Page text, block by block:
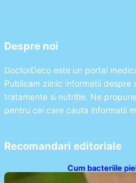
Despre noi
DoctorDeco este un portal
Publicam zilnic informatii despre
tratamente si nutritie. Ne
pentru cei care cauta informatii
Recomandari editoriale
Cum bacteriile
nouă viziune